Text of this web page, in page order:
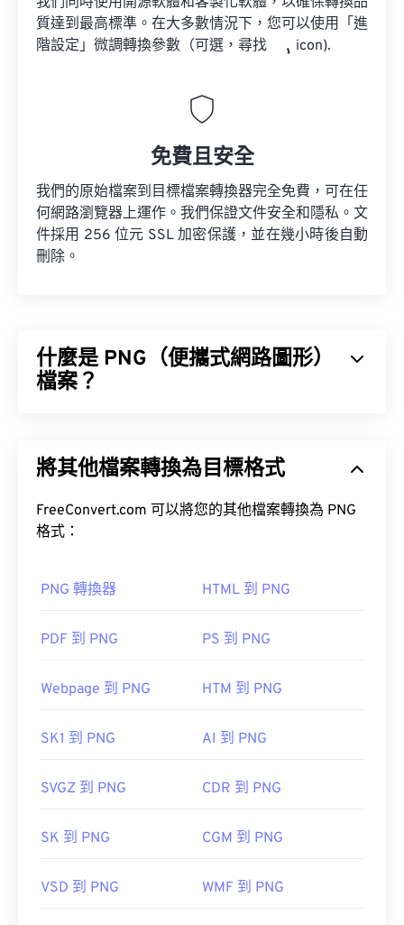
質達到最高標準。在大多數情況下，您可以使用「進
階設定」微調轉換參數（可選，尋找
icon).
免費且安全
我們的原始檔案到目標檔案轉換器完全免費，可在任
何網路瀏覽器上運作。我們保證文件安全和隱私。文
件採用 256 位元 SSL 加密保護，並在幾小時後自動
刪除。
什麼是 PNG（便攜式網路圖形）
檔案？
RGB或RGBA顏色，並支持透明度，這使得它們非常
明度的動畫（試試我們的GIF 轉 APNG）。
於開啟和編輯 PNG 檔案。 PNG 檔案比其他檔案類型
開發者： PNG 開發小組
實用連結：
將其他檔案轉換為目標格式
FreeConvert.com 可以將您的其他檔案轉換為 PNG
格式：
PNG 轉換器 HTML 到 PNG
PDF 到 PNG PS 到 PNG
Webpage 到 PNG HTM 到 PNG
SK1 到 PNG AI 到 PNG
SVGZ 到 PNG CDR 到 PNG
SK 到 PNG CGM 到 PNG
VSD 到 PNG WMF 到 PNG